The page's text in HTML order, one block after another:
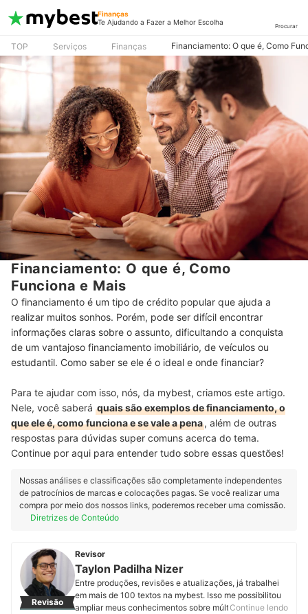
Finanças
Te Ajudando a Fazer a Melhor Escolha
Procurar
TOP Serviços Finanças Financiamento: O que é, Como
Financiamento: O que é, Como
Funciona e Mais
O financiamento é um tipo de crédito popular que ajuda a
realizar muitos sonhos. Porém, pode ser difícil encontrar
informações claras sobre o assunto, dificultando a conquista
de um vantajoso financiamento imobiliário, de veículos ou
estudantil. Como saber se ele é o ideal e onde financiar?
Para te ajudar com isso, nós, da mybest, criamos este artigo.
Nele, você saberá quais são exemplos de financiamento, o
que ele é, como funciona e se vale a pena, além de outras
respostas para dúvidas super comuns acerca do tema.
Continue por aqui para entender tudo sobre essas questões!
Nossas análises e classificações são completamente independentes
de patrocínios de marcas e colocações pagas. Se você realizar uma
compra por meio dos nossos links, poderemos receber uma comissão.
Diretrizes de Conteúdo
Revisão
Revisor
Taylon Padilha Nizer
Entre produções, revisões e atualizações, já trabalhei
em mais de 100 textos na mybest. Isso me possibilitou
ampliar meus conhecimentos sobre múltiplasContinue lendo